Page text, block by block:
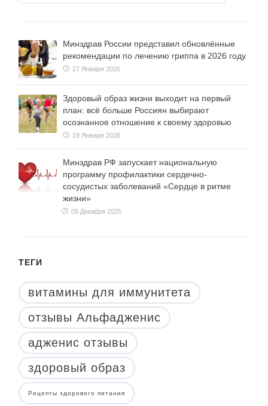
Минздрав России представил обновлённые
рекомендации по лечению гриппа в 2026 году
27 Января 2026
Здоровый образ жизни выходит на первый
план: всё больше Россиян выбирают
осознанное отношение к своему здоровью
19 Января 2026
Минздрав РФ запускает национальную
программу профилактики сердечно-
сосудистых заболеваний «Сердце в ритме
жизни»
09 Декабря 2025
ТЕГИ
витамины для иммунитета
отзывы Альфадженис
адженис отзывы
здоровый образ
Рецепты здорового питания